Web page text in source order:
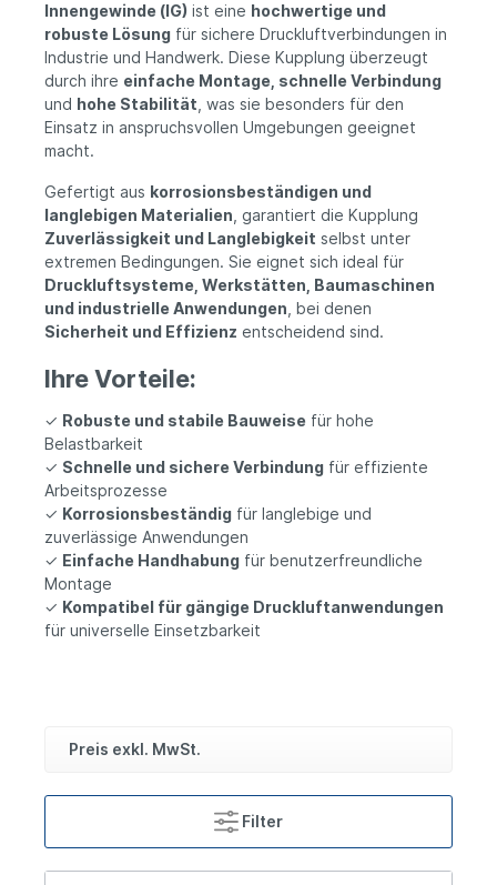
Innengewinde (IG) ist eine hochwertige und
robuste Lösung für sichere Druckluftverbindungen in
Industrie und Handwerk. Diese Kupplung überzeugt
durch ihre einfache Montage, schnelle Verbindung
und hohe Stabilität, was sie besonders für den
Einsatz in anspruchsvollen Umgebungen geeignet
macht.
Gefertigt aus korrosionsbeständigen und
langlebigen Materialien, garantiert die Kupplung
Zuverlässigkeit und Langlebigkeit selbst unter
extremen Bedingungen. Sie eignet sich ideal für
Druckluftsysteme, Werkstätten, Baumaschinen
und industrielle Anwendungen, bei denen
Sicherheit und Effizienz entscheidend sind.
Ihre Vorteile:
✓ Robuste und stabile Bauweise für hohe
Belastbarkeit
✓ Schnelle und sichere Verbindung für effiziente
Arbeitsprozesse
✓ Korrosionsbeständig für langlebige und
zuverlässige Anwendungen
✓ Einfache Handhabung für benutzerfreundliche
Montage
✓ Kompatibel für gängige Druckluftanwendungen
für universelle Einsetzbarkeit
Preis exkl. MwSt.
Filter